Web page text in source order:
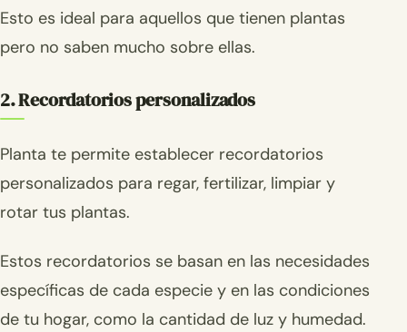
Esto es ideal para aquellos que tienen plantas
pero no saben mucho sobre ellas.
2. Recordatorios personalizados
Planta te permite establecer recordatorios
personalizados para regar, fertilizar, limpiar y
rotar tus plantas.
Estos recordatorios se basan en las necesidades
específicas de cada especie y en las condiciones
de tu hogar, como la cantidad de luz y humedad.